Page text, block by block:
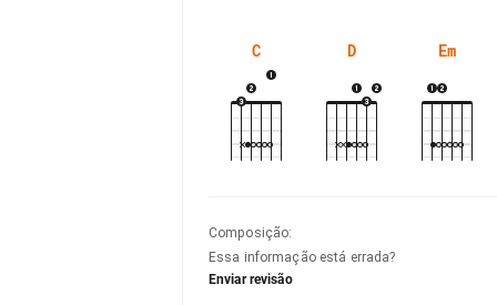
C D Em
Composição:
Essa informação está errada?
Enviar revisão